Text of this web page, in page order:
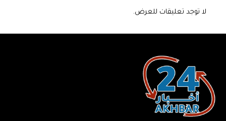
لا توجد تعليقات للعرض.